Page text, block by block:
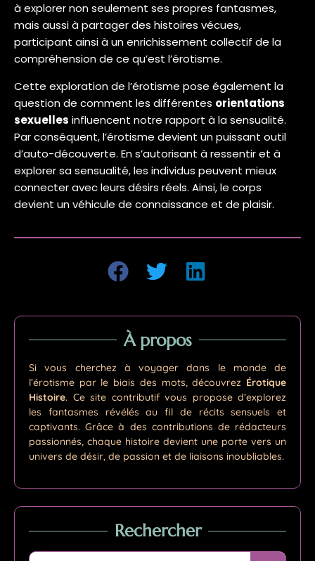
à explorer non seulement ses propres fantasmes,
mais aussi à partager des histoires vécues,
participant ainsi à un enrichissement collectif de la
compréhension de ce qu’est l’érotisme.
Cette exploration de l’érotisme pose également la
question de comment les différentes orientations
sexuelles influencent notre rapport à la sensualité.
Par conséquent, l’érotisme devient un puissant outil
d’auto-découverte. En s’autorisant à ressentir et à
explorer sa sensualité, les individus peuvent mieux
connecter avec leurs désirs réels. Ainsi, le corps
devient un véhicule de connaissance et de plaisir.
À propos
Si vous cherchez à voyager dans le monde de
l’érotisme par le biais des mots, découvrez Érotique
Histoire. Ce site contributif vous propose d’explorez
les fantasmes révélés au fil de récits sensuels et
captivants. Grâce à des contributions de rédacteurs
passionnés, chaque histoire devient une porte vers un
univers de désir, de passion et de liaisons inoubliables.
Rechercher